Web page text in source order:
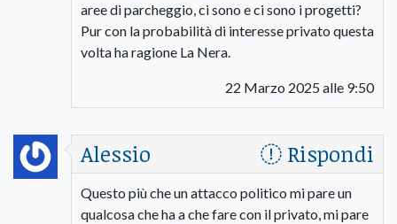
aree di parcheggio, ci sono e ci sono i progetti?
Pur con la probabilità di interesse privato questa
volta ha ragione La Nera.
22 Marzo 2025 alle 9:50
Alessio Rispondi
Questo più che un attacco politico mi pare un
qualcosa che ha a che fare con il privato, mi pare